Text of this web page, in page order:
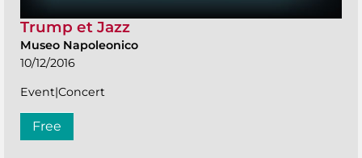
Trump et Jazz
Museo Napoleonico
10/12/2016
Event|Concert
Free